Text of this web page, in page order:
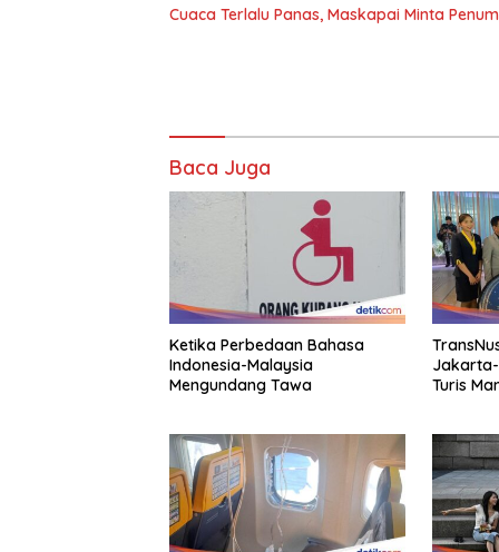
Cuaca Terlalu Panas, Maskapai Minta
Baca Juga
Ketika Perbedaan Bahasa
Indonesia-Malaysia
Mengundang Tawa
Turis